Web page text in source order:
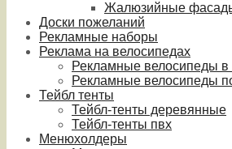
Жалюзийные
Доски пожеланий
Рекламные наборы
Реклама на велосипедах
Рекламные велосипеды в
Рекламные велосипеды
Тейбл тенты
Тейбл-тенты деревянные
Тейбл-тенты пвх
Менюхолдеры